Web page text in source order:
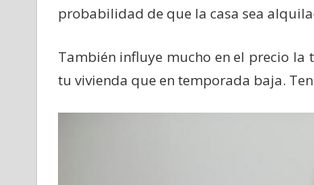
probabilidad de que la casa sea
También influye mucho en el precio
tu vivienda que en temporada baja.